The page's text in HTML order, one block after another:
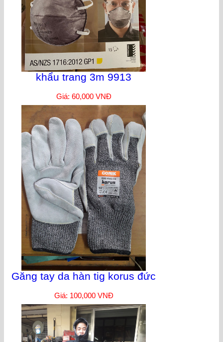
khẩu trang 3m 9913
Giá: 60,000 VNĐ
Găng tay da hàn tig korus đức
Giá: 100,000 VNĐ